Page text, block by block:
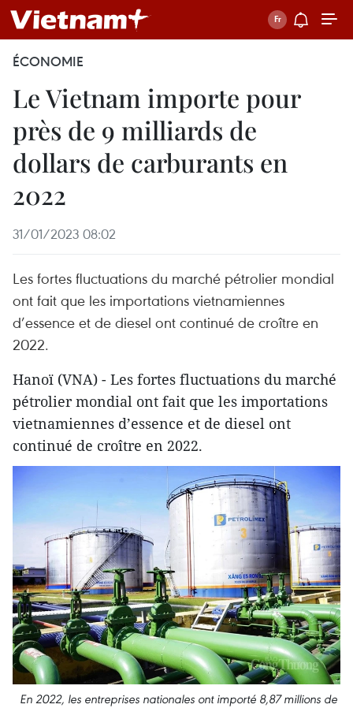
ÉCONOMIE
Le Vietnam importe pour
près de 9 milliards de
dollars de carburants en
2022
31/01/2023 08:02
Les fortes fluctuations du marché pétrolier mondial
ont fait que les importations vietnamiennes
d’essence et de diesel ont continué de croître en
2022.
Hanoï (VNA) - Les fortes fluctuations du marché
pétrolier mondial ont fait que les importations
vietnamiennes d’essence et de diesel ont
continué de croître en 2022.
En 2022, les entreprises nationales ont importé 8,87 millions de